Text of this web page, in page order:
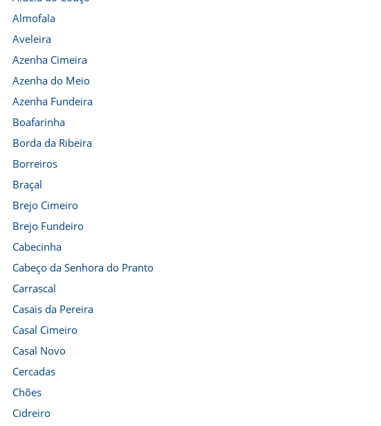
Almofala
Aveleira
Azenha Cimeira
Azenha do Meio
Azenha Fundeira
Boafarinha
Borda da Ribeira
Borreiros
Braçal
Brejo Cimeiro
Brejo Fundeiro
Cabecinha
Cabeço da Senhora do Pranto
Carrascal
Casais da Pereira
Casal Cimeiro
Casal Novo
Cercadas
Chões
Cidreiro